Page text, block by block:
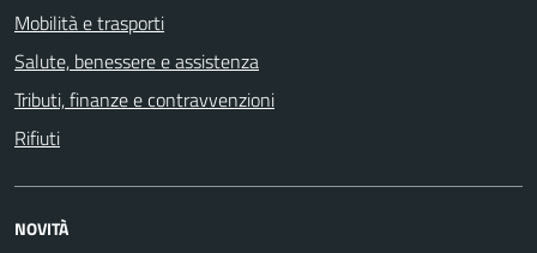
Mobilità e trasporti
Salute, benessere e assistenza
Tributi, finanze e contravvenzioni
Rifiuti
NOVITÀ